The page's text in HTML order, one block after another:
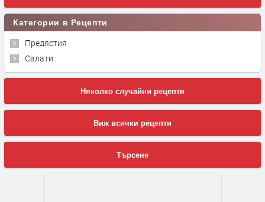
Категории в Рецепти
Предястия
Салати
Няколко случайни рецепти
Виж всички рецепти
Търсене